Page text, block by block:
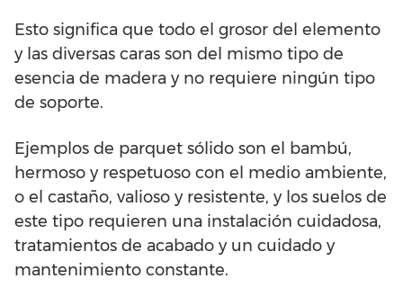
Esto significa que todo el grosor del elemento
y las diversas caras son del mismo tipo de
esencia de madera y no requiere ningún tipo
de soporte.
Ejemplos de parquet sólido son el bambú,
hermoso y respetuoso con el medio ambiente,
o el castaño, valioso y resistente, y los suelos de
este tipo requieren una instalación cuidadosa,
tratamientos de acabado y un cuidado y
mantenimiento constante.